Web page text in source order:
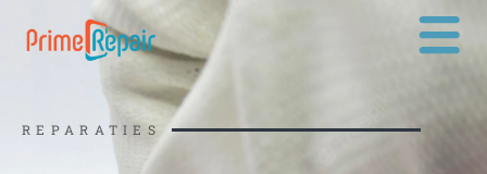
naar
REPARATIES